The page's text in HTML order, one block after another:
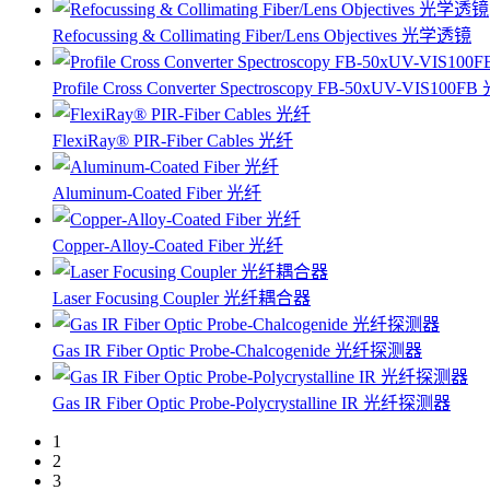
Refocussing & Collimating Fiber/Lens Objectives 光学透镜
Profile Cross Converter Spectroscopy FB-50xUV-VIS100FB
FlexiRay® PIR-Fiber Cables 光纤
Aluminum-Coated Fiber 光纤
Copper-Alloy-Coated Fiber 光纤
Laser Focusing Coupler 光纤耦合器
Gas IR Fiber Optic Probe-Chalcogenide 光纤探测器
Gas IR Fiber Optic Probe-Polycrystalline IR 光纤探测器
1
2
3